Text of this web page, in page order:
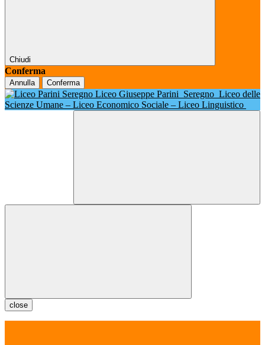
Chiudi
Conferma
Annulla Conferma
Liceo Giuseppe Parini Seregno Liceo delle
Scienze Umane – Liceo Economico Sociale – Liceo Linguistico
close